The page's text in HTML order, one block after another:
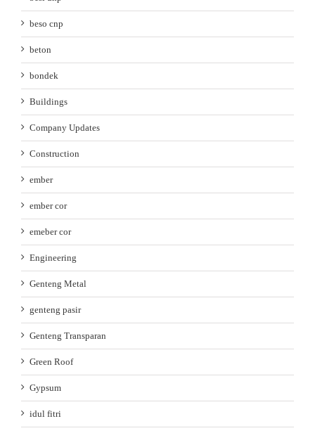
beso cnp
beton
bondek
Buildings
Company Updates
Construction
ember
ember cor
emeber cor
Engineering
Genteng Metal
genteng pasir
Genteng Transparan
Green Roof
Gypsum
idul fitri